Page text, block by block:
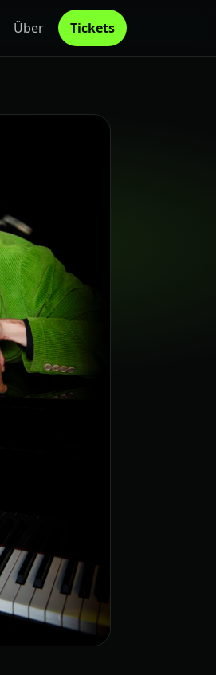
Über Tickets